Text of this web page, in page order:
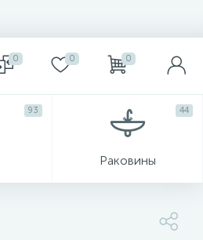
0 0 0
93
Раковины
44